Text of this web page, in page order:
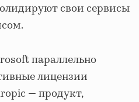
свои сервисы
параллельно
лицензии
— продукт,